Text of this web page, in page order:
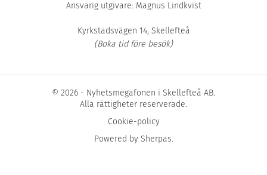
Ansvarig utgivare: Magnus Lindkvist
Kyrkstadsvägen 14, Skellefteå
(Boka tid före besök)
© 2026 - Nyhetsmegafonen i Skellefteå AB.
Alla rättigheter reserverade.
Cookie-policy
Powered by Sherpas.